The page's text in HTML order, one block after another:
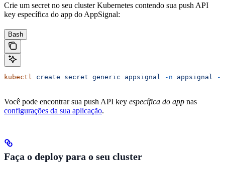
Crie um secret no seu cluster Kubernetes contendo sua push API
key específica do app do AppSignal:
Bash
kubectl create secret generic appsignal -n appsignal --
Você pode encontrar sua push API key específica do app nas
configurações da sua aplicação.
Faça o deploy para o seu cluster